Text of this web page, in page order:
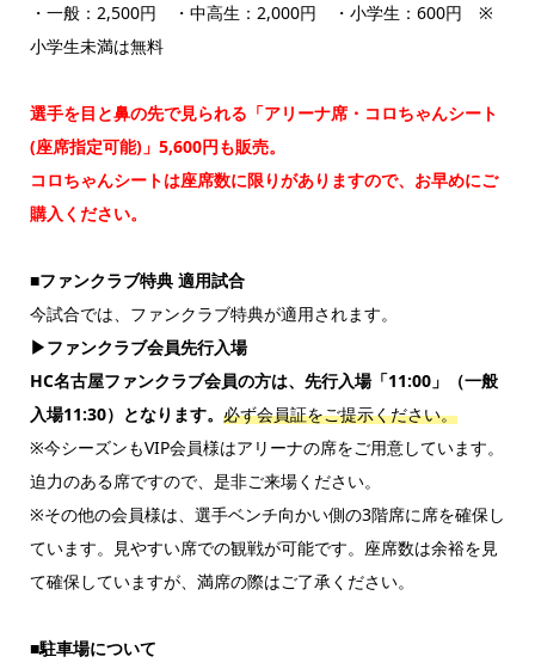
・一般：2,500円 ・中高生：2,000円 ・小学生：600円 ※
小学生未満は無料
選手を目と鼻の先で見られる「アリーナ席・コロちゃんシート
(座席指定可能)」5,600円も販売。
コロちゃんシートは座席数に限りがありますので、お早めにご
購入ください。
■ファンクラブ特典 適用試合
今試合では、ファンクラブ特典が適用されます。
▶ファンクラブ会員先行入場
HC名古屋ファンクラブ会員の方は、先行入場「11:00」（一般
入場11:30）となります。 必ず会員証をご提示ください。
※今シーズンもVIP会員様はアリーナの席をご用意しています。
迫力のある席ですので、是非ご来場ください。
※その他の会員様は、選手ベンチ向かい側の3階席に席を確保し
ています。見やすい席での観戦が可能です。座席数は余裕を見
て確保していますが、満席の際はご了承ください。
■駐車場について